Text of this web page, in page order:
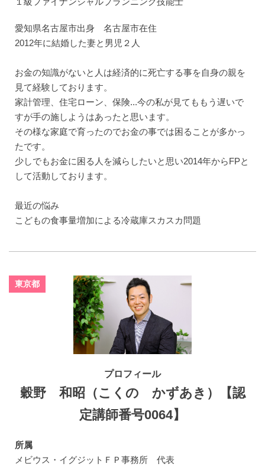
愛知県名古屋市出身 名古屋市在住
2012年に結婚した妻と男児２人
お金の知識がないと人は経済的に死亡する事を自身の親を
見て経験しております。
家計管理、住宅ローン、保険...今の私が見てももう遅いで
すが手の施しようはあったと思います。
その様な家庭で育ったのでお金の事では困ることが多かっ
たです。
少しでもお金に困る人を減らしたいと思い2014年からFPと
して活動しております。
最近の悩み
こどもの食事量増加による冷蔵庫スカスカ問題
東京都
プロフィール
穀野 和昭（こくの かずあき）【認
定講師番号0064】
所属
メビウス・イグジットＦＰ事務所 代表